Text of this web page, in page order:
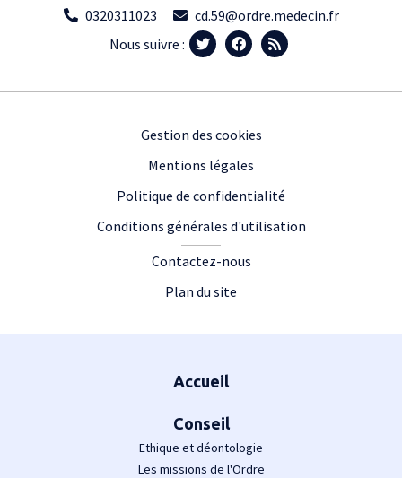
0320311023
cd.59@ordre.medecin.fr
Nous suivre :
Gestion des cookies
Mentions légales
Politique de confidentialité
Conditions générales d'utilisation
Contactez-nous
Plan du site
Accueil
Conseil
Ethique et déontologie
Les missions de l'Ordre